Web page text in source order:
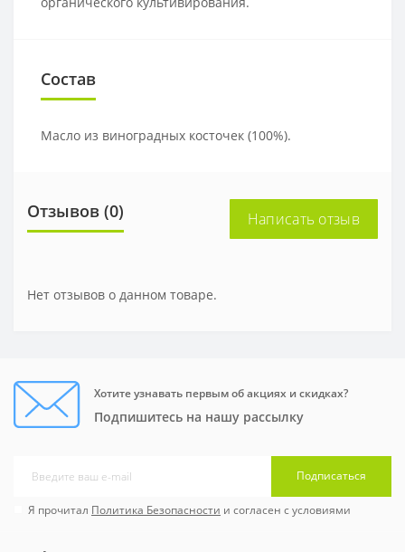
Состав
Масло из виноградных косточек (100%).
Отзывов (0) Написать отзыв
Нет отзывов о данном товаре.
Хотите узнавать первым об акциях и скидках?
Подпишитесь на нашу рассылку
Подписаться
Я прочитал Политика Безопасности и согласен с условиями